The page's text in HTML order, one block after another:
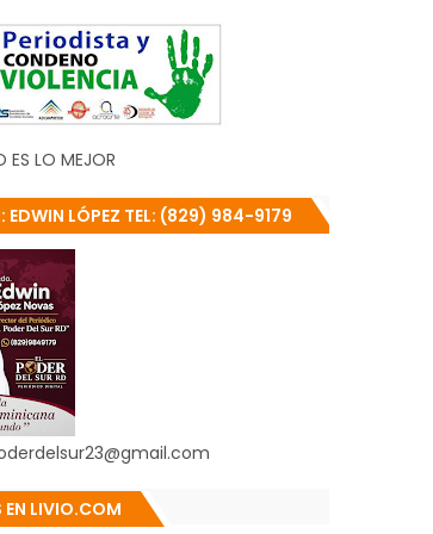
ES LO MEJOR
EDWIN LÓPEZ TEL: (829) 984-9179
EN LIVIO.COM